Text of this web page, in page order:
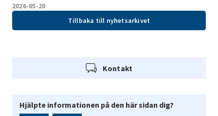
2026-05-20
Tillbaka till nyhetsarkivet
Kontakt
Hjälpte informationen på den här sidan dig?